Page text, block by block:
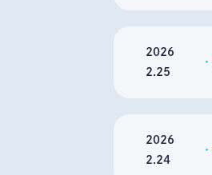
2026
2.25
2026
2.24